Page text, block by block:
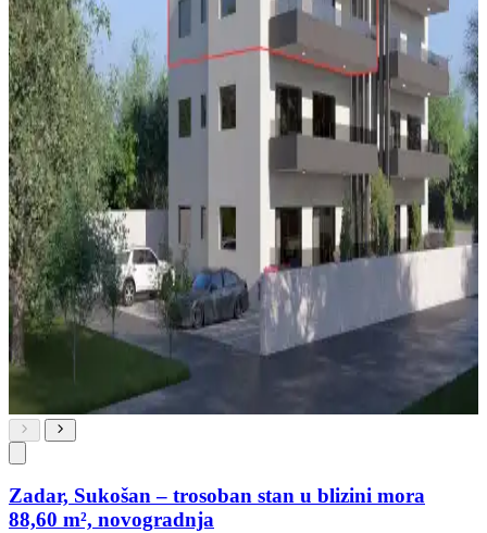
Zadar, Sukošan – trosoban stan u blizini mora
88,60 m², novogradnja